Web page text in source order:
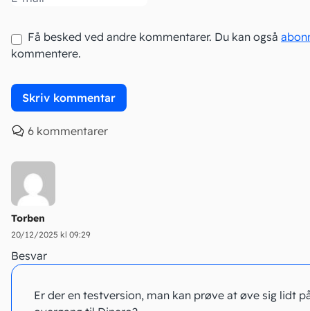
Få besked ved andre kommentarer. Du kan også
kommentere.
6 kommentarer
Torben
20/12/2025 kl 09:29
Besvar
Er der en testversion, man kan prøve at øve sig lidt